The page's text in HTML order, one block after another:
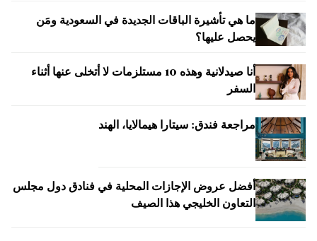
ما هي تأشيرة الباقات الجديدة في السعودية ومَن
يحصل عليها؟
أنا صيدلانية وهذه 10 مستلزمات لا أتخلى عنها أثناء
السفر
مراجعة فندق: سيتارا هيمالايا، الهند
أفضل عروض الإجازات المحلية في فنادق دول مجلس
التعاون الخليجي هذا الصيف